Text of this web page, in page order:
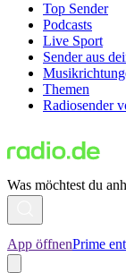
Top Sender
Podcasts
Live Sport
Sender aus
Themen
Radiosender
Was möchtest du
App öffnenPrime